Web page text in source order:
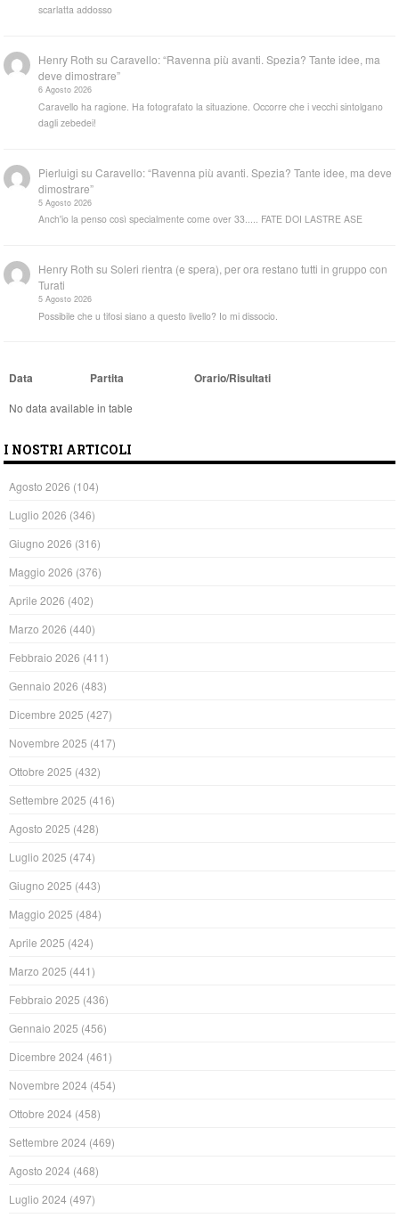
scarlatta addosso
Henry Roth suCaravello: “Ravenna più avanti. Spezia? Tante idee, ma
deve dimostrare”
6 Agosto 2026
Caravello ha ragione. Ha fotografato la situazione. Occorre che i vecchi sintolgano
dagli zebedei!
Pierluigi suCaravello: “Ravenna più avanti. Spezia? Tante idee, ma deve
dimostrare”
5 Agosto 2026
Anch'io la penso così specialmente come over 33..... FATE DOI LASTRE ASE
Henry Roth suSoleri rientra (e spera), per ora restano tutti in gruppo con
Turati
5 Agosto 2026
Possibile che u tifosi siano a questo livello? Io mi dissocio.
Data Partita Orario/Risultati
No data available in table
I NOSTRI ARTICOLI
Agosto 2026 (104)
Luglio 2026 (346)
Giugno 2026 (316)
Maggio 2026 (376)
Aprile 2026 (402)
Marzo 2026 (440)
Febbraio 2026 (411)
Gennaio 2026 (483)
Dicembre 2025 (427)
Novembre 2025 (417)
Ottobre 2025 (432)
Settembre 2025 (416)
Agosto 2025 (428)
Luglio 2025 (474)
Giugno 2025 (443)
Maggio 2025 (484)
Aprile 2025 (424)
Marzo 2025 (441)
Febbraio 2025 (436)
Gennaio 2025 (456)
Dicembre 2024 (461)
Novembre 2024 (454)
Ottobre 2024 (458)
Settembre 2024 (469)
Agosto 2024 (468)
Luglio 2024 (497)